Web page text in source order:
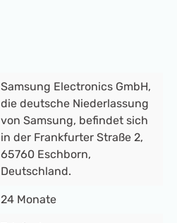
Samsung Electronics GmbH,
die deutsche Niederlassung
von Samsung, befindet sich
in der Frankfurter Straße 2,
65760 Eschborn,
Deutschland.
24 Monate